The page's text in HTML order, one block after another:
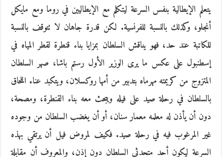
يتعلم الإيطالية بنفس السرعة ليتكلم مع الإيطاليين في روما ومع مايكل
أنجلو، وكذلك بالنسبة للفرنسية. لكن قدرة جاهان لا تتوقف بالنسبة
للكاتبة عند حد، فهو يناقش السلطان بمزايا بناء قنطرة لقطر المياه في
إسطنبول على عكس ما يرى الوزير الأول رستم باشا، صهر السلطان
المتزوج من كريمته مهرماه بتدبير من أمها روكسلان، ويتكبد عناء اللحاق
بالسلطان في رحلة صيد على فيله ويبحث معه بناء القنطرة، ومصحة،
دون أن يأذن له معلمه معمار سنان، أو أن يغضب السلطان من وجوده
غير المرغوب فيه في رحلة صيد. فكيف لمروض فيل أن يرتقي بهذه
السرعة ليكون أحد متحدثي السلطان دون إذن، والمعروف أن مقابلة